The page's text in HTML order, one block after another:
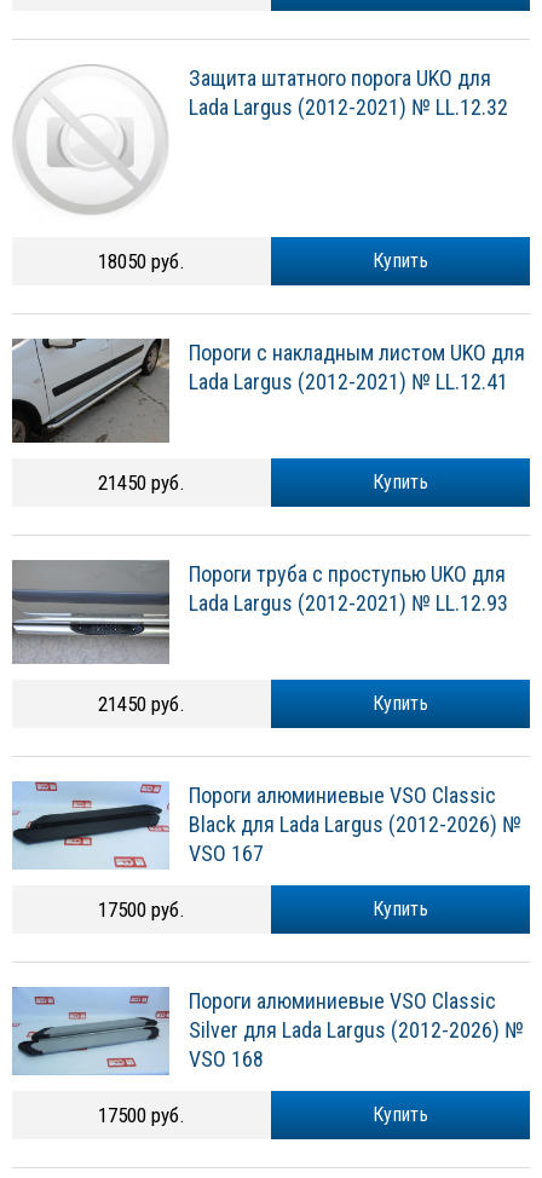
Защита штатного порога UKO для
Lada Largus (2012-2021) № LL.12.32
Купить
18050 руб.
Пороги с накладным листом UKO для
Lada Largus (2012-2021) № LL.12.41
Купить
21450 руб.
Пороги труба с проступью UKO для
Lada Largus (2012-2021) № LL.12.93
Купить
21450 руб.
Пороги алюминиевые VSO Classic
Black для Lada Largus (2012-2026) №
VSO 167
Купить
17500 руб.
Пороги алюминиевые VSO Classic
Silver для Lada Largus (2012-2026) №
VSO 168
Купить
17500 руб.